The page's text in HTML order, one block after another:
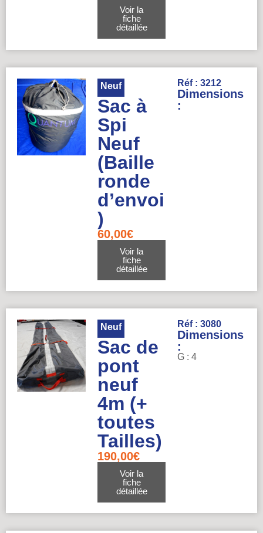
Voir la
fiche
détaillée
Neuf
Sac à
Spi
Neuf
(Baille
ronde
d’envoi
)
60,00€
Voir la
fiche
détaillée
Réf : 3212
Dimensions
:
Neuf
Sac de
pont
neuf
4m (+
toutes
Tailles)
190,00€
Voir la
fiche
détaillée
Réf : 3080
Dimensions
:
G : 4